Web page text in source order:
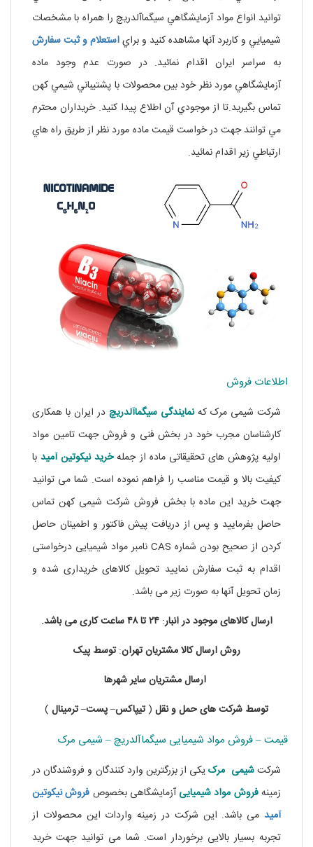
توانيد انواع مواد آزمايشگاهي سيگماآلدريچ را همراه با مشخصات
شيميايي و کاربرد آنها مشاهده کنيد و براياستعلام و ثبت سفارش
به سراسر ايران اقدام نمائيد. در صورت عدم وجود ماده
آزمايشگاهي مورد نظر خود بين محصولات با پشتيباني شيمي کهن
تماس بگيريد.تا از موجودي آن اطلاع پيدا کنيد. خريداران محترم
مي توانند جهت در خواست قيمت ماده مورد نظر از طريق راه هاي
ارتباطي زير اقدام نمائيد.
اطلاعات فروش
شرکت شیمی مرک کهنمایندگی سیگماآلدریچ در ایران با همکاری
کارشناسان مجرب خود در بخش فنی و فروش جهت تامین مواد
اولیه پژوهش های تحقیقاتی ماده از جملهخرید نیکوتین آمید با
کیفیت بالا و قیمت مناسب را فراهم نموده است. شما می توانید
جهت خرید این ماده با بخش فروش شرکت شیمی کهن تماس
حاصل بفرمایید و پس از دریافت پیش فاکتور و اطمینان حاصل
کردن از صحیح بودن شماره CAS نامبر مواد شیمیایی درخواستی
اقدام به ثبت سفارش نمایید تحویل کالاهای خریداری شده و
زمان تحویل آنها به صورت زیر می باشد.
ارسال کالاهای موجود درانبار:۲۴ تا ۴۸ساعتکاریمی باشد.
روشارسالکالامشتریانتهران:توسط پیک
ارسالمشتریانسایرشهرها
توسط شرکت هایحملونقل (تیپاکس–پست–ترمینال )
قیمت – فروش مواد شیمیایی سیگماآلدریچ – شیمی مرک
شرکتشیمی مرکیکی از بزرگترین وارد کنندگان و فروشندگان در
زمینهفروش موادشیمیاییآزمایشگاهی بخصوص فروش نیکوتین
آمید می باشد. این شرکت در زمینه واردات این محصولات از
تجربه بسیار بالایی برخوردار است. شما می توانید جهت خرید